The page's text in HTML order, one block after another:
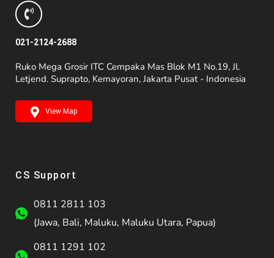
021-2124-2688
Ruko Mega Grosir ITC Cempaka Mas Blok M1 No.19, Jl.
Letjend. Suprapto, Kemayoran, Jakarta Pusat - Indonesia
View Map
CS Support
0811 2811 103
(Jawa, Bali, Maluku, Maluku Utara, Papua)
0811 1291 102